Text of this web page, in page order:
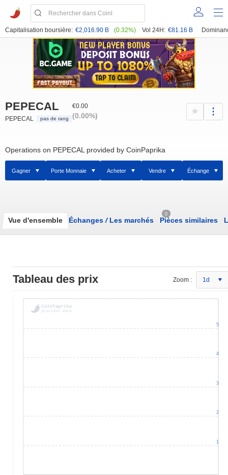
Capitalisation boursière: €2,016.90 B (0.32%) Vol 24H: €81.16 B
PEPECAL
PEPECAL pas de rang
€0.00
(0.00%)
Operations on PEPECAL provided by CoinPaprika
Gagner Porte Monnaie Acheter Vendre Échange
Vue d'ensemble Échanges /Les marchés
0
Pièces similaires
Tableau des prix Zoom : 1d
1
2
3
4
5